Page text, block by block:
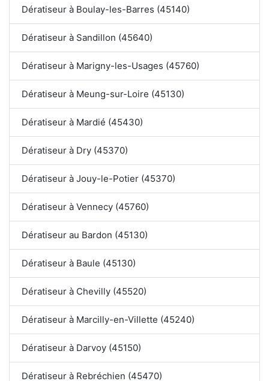
Dératiseur à Boulay-les-Barres (45140)
Dératiseur à Sandillon (45640)
Dératiseur à Marigny-les-Usages (45760)
Dératiseur à Meung-sur-Loire (45130)
Dératiseur à Mardié (45430)
Dératiseur à Dry (45370)
Dératiseur à Jouy-le-Potier (45370)
Dératiseur à Vennecy (45760)
Dératiseur au Bardon (45130)
Dératiseur à Baule (45130)
Dératiseur à Chevilly (45520)
Dératiseur à Marcilly-en-Villette (45240)
Dératiseur à Darvoy (45150)
Dératiseur à Rebréchien (45470)